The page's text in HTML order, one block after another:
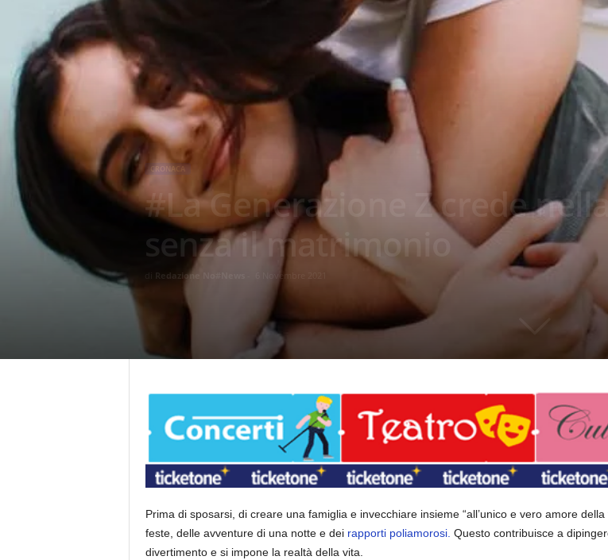
CRONACA
#La Generazione Z crede
senza il matrimonio
di Redazione No#News 6 Novembre 2021
Prima di sposarsi, di creare una famiglia e invecchiare insieme “all’unico e vero amore
feste, delle avventure di una notte e dei rapporti poliamorosi. Questo contribuisce a
divertimento e si impone la realtà della vita.